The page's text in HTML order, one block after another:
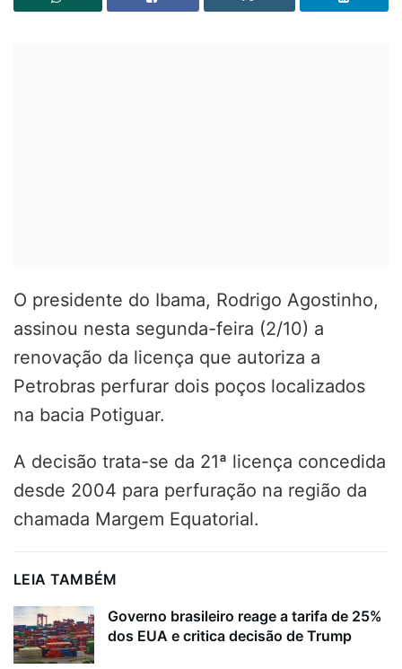
O presidente do Ibama, Rodrigo Agostinho,
assinou nesta segunda-feira (2/10) a
renovação da licença que autoriza a
Petrobras perfurar dois poços localizados
na bacia Potiguar.
A decisão trata-se da 21ª licença concedida
desde 2004 para perfuração na região da
chamada Margem Equatorial.
LEIA TAMBÉM
Governo brasileiro reage a tarifa de 25%
dos EUA e critica decisão de Trump